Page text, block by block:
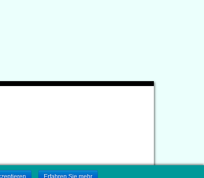
Erfahren Sie mehr